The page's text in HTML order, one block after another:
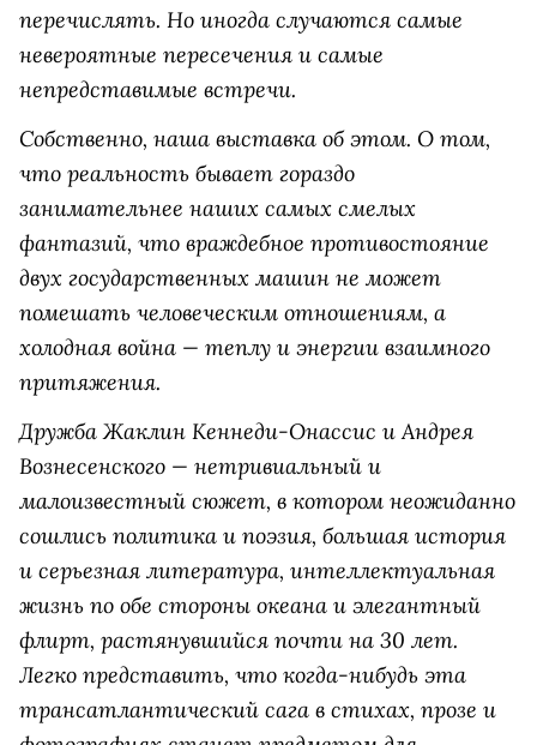
перечислять. Но иногда случаются самые
невероятные пересечения и самые
непредставимые встречи.
Собственно, наша выставка об этом. О том,
что реальность бывает гораздо
занимательнее наших самых смелых
фантазий, что враждебное противостояние
двух государственных машин не может
помешать человеческим отношениям, а
холодная война — теплу и энергии взаимного
притяжения.
Дружба Жаклин Кеннеди-Онассис и Андрея
Вознесенского — нетривиальный и
малоизвестный сюжет, в котором неожиданно
сошлись политика и поэзия, большая история
и серьезная литература, интеллектуальная
жизнь по обе стороны океана и элегантный
флирт, растянувшийся почти на 30 лет.
Легко представить, что когда-нибудь эта
трансатлантический сага в стихах, прозе и